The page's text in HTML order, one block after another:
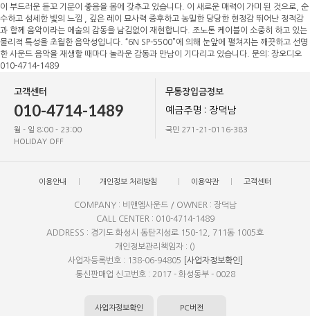
이 부드러운 듣꼬 기분이 좋음을 몸에 갖추고 있습니다. 이 새로운 매력이 가미 된 것으로, 순
수하고 섬세한 빛의 느낌 , 깊은 레이 묘사력 증후하고 농밀한 당당한 현정감 뛰어난 정적감
과 함께 음악이라는 에술의 감동을 남김없이 재현합니다. 조노톤 케이블이 소중히 하고 있는
물리적 특성을 초월한 음악성입니다. “6N SP-5500”에 의해 눈앞에 펼쳐지는 깨끗하고 선명
한 사운드 음악을 재생할 때마다 놀라운 감동과 만남이 기다리고 있습니다. 문의: 장오디오
010-4714-1489
고객센터
010-4714-1489
월 - 일 8:00 - 23:00
HOLIDAY OFF
무통장입금정보
예금주명 : 장덕남
국민 271-21-0116-383
이용안내 개인정보 처리방침 이용약관 고객센터
COMPANY : 비앤엠사운드 / OWNER : 장덕남
CALL CENTER : 010-4714-1489
ADDRESS : 경기도 화성시 동탄지성로 150-12, 711동 1005호
개인정보관리책임자 : ()
사업자등록번호 : 138-06-94805
[사업자정보확인]
통신판매업 신고번호 : 2017 - 화성동부 - 0028
사업자정보확인 PC버전